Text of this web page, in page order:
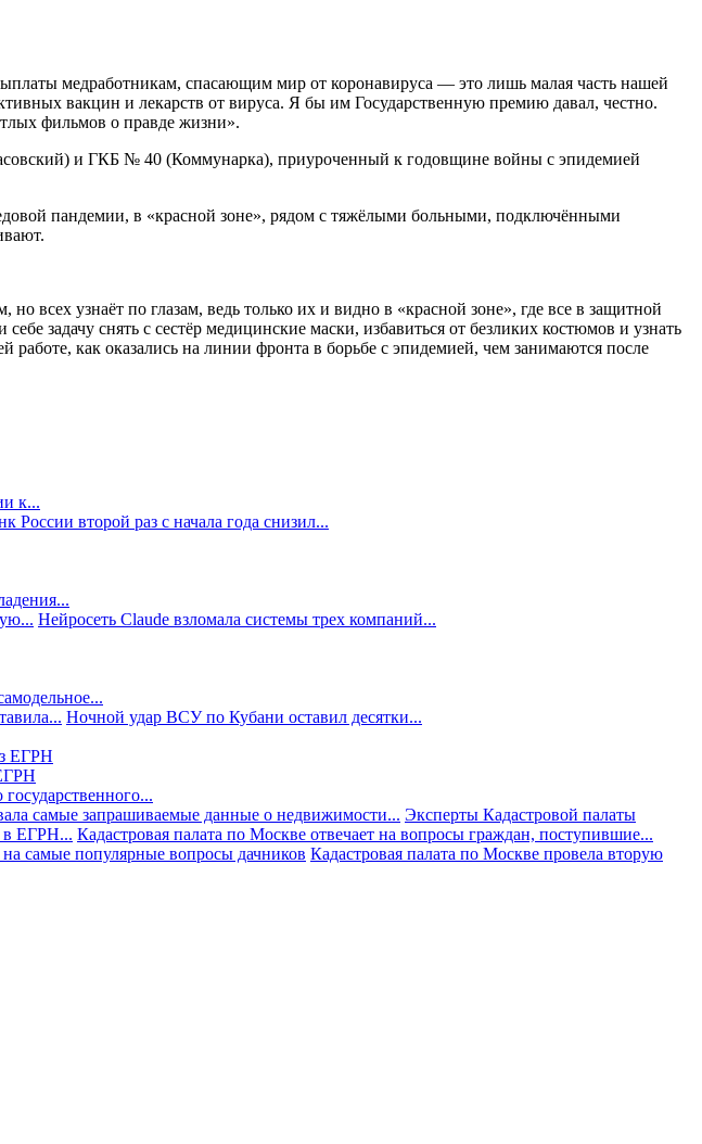
медработникам, спасающим мир от коронавируса — это лишь малая часть нашей
вакцин и лекарств от вируса. Я бы им Государственную премию давал, честно.
фильмов о правде жизни».
и ГКБ № 40 (Коммунарка), приуроченный к годовщине войны с эпидемией
пандемии, в «красной зоне», рядом с тяжёлыми больными, подключёнными
всех узнаёт по глазам, ведь только их и видно в «красной зоне», где все в защитной
задачу снять с сестёр медицинские маски, избавиться от безликих костюмов и узнать
как оказались на линии фронта в борьбе с эпидемией, чем занимаются после
к...
России второй раз с начала года снизил...
Нейросеть Claude взломала системы трех компаний...
Ночной удар ВСУ по Кубани оставил десятки...
самые запрашиваемые данные о недвижимости... Эксперты Кадастровой палаты
в ЕГРН... Кадастровая палата по Москве отвечает на вопросы граждан, поступившие...
на самые популярные вопросы дачников Кадастровая палата по Москве провела вторую